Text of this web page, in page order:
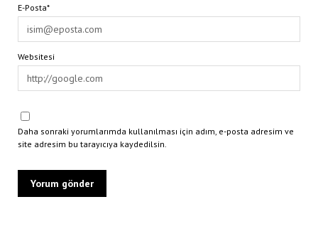
E-Posta*
Websitesi
Daha sonraki yorumlarımda kullanılması için adım, e-posta adresim ve
site adresim bu tarayıcıya kaydedilsin.